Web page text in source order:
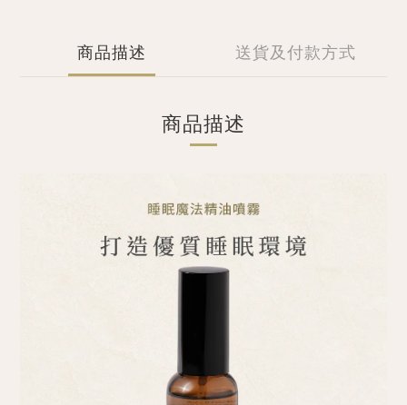
商品描述 送貨及付款方式
商品描述